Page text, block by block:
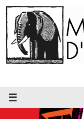
Passer
au
contenu